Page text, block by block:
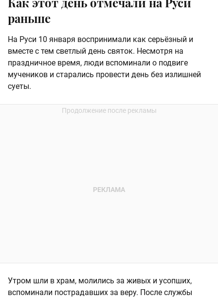
раньше
На Руси 10 января воспринимали как серьёзный и
вместе с тем светлый день святок. Несмотря на
праздничное время, люди вспоминали о подвиге
мучеников и старались провести день без излишней
суеты.
Утром шли в храм, молились за живых и усопших,
вспоминали пострадавших за веру. После службы